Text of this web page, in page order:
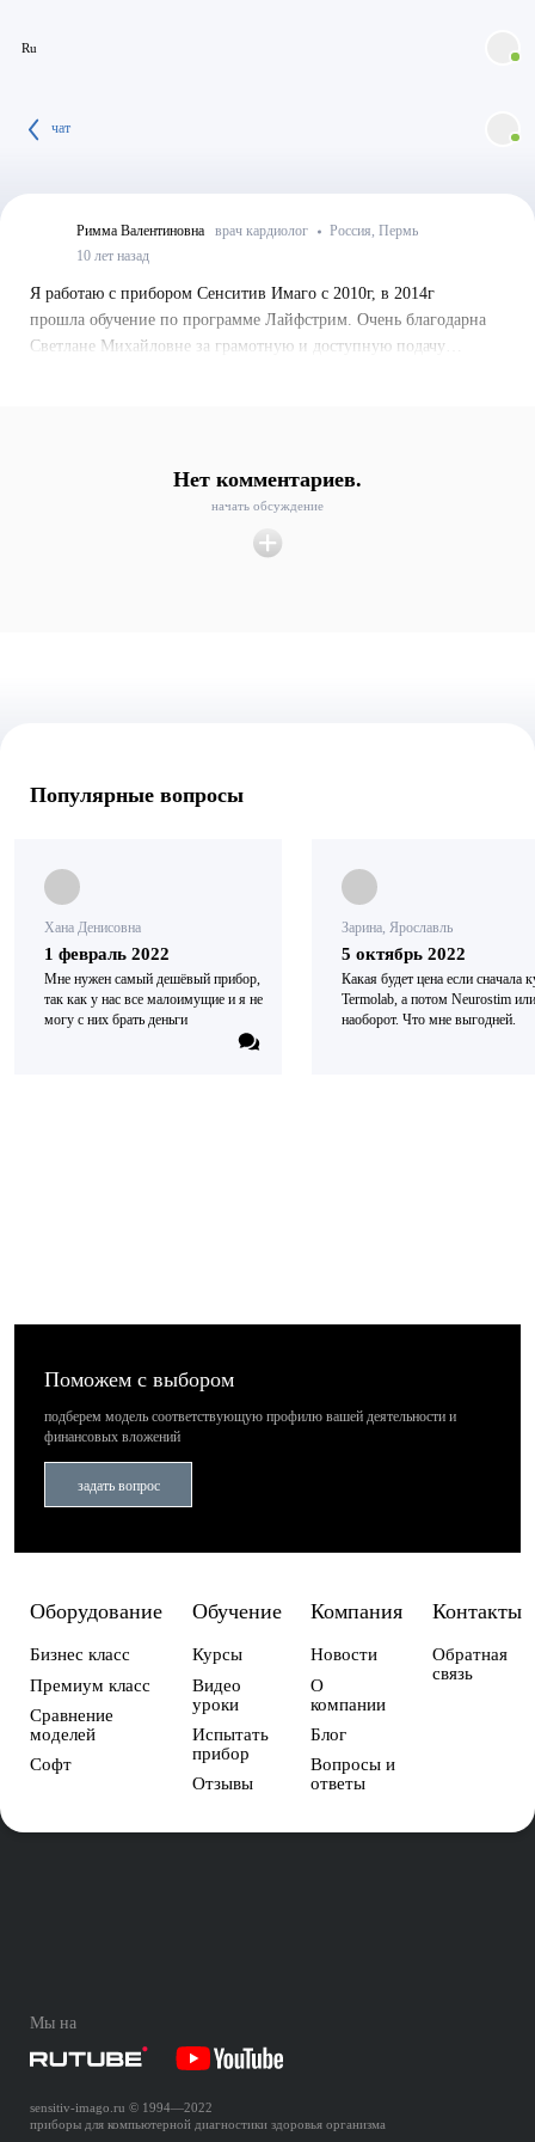
Ru
чат
Римма Валентиновна врач кардиолог
Россия, Пермь
10 лет назад
Я работаю с прибором Сенситив Имаго с 2010г, в 2014г
прошла обучение по программе Лайфстрим. Очень благодарна
Светлане Михайловне за грамотную и доступную подачу
Нет комментариев.
начать обсуждение
Популярные вопросы
Хана Денисовна
1 февраль 2022
Мне нужен самый дешёвый прибор,
так как у нас все малоимущие и я не
могу с них брать деньги
Зарина, Ярославль
5 октябрь 2022
Какая будет цена если сначала
Termolab, а потом Neurostim или
наоборот. Что мне выгодней.
Поможем с выбором
подберем модель соответствующую профилю вашей деятельностии
финансовых вложений
задать вопрос
Оборудование
Бизнес класс
Премиум класс
Сравнение
моделей
Софт
Обучение
Курсы
Видео
уроки
Испытать
прибор
Отзывы
Компания
Новости
О
компании
Блог
Вопросы и
ответы
Контакты
Обратная
связь
Мы на
sensitiv-imago.ru © 1994—2022
приборы для компьютерной диагностики здоровья организма